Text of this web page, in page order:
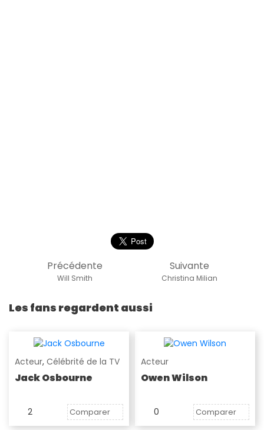
Suivante
Christina Milian
Précédente
Will Smith
Les fans regardent aussi
Acteur, Célébrité de la TV
Jack Osbourne
2 Comparer
Acteur
Owen Wilson
0 Comparer